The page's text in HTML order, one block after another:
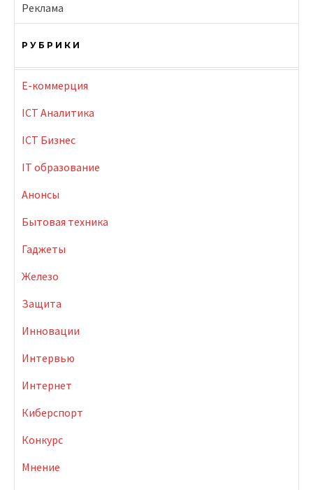
Реклама
РУБРИКИ
E-коммерция
ICT Аналитика
ICT Бизнес
IT образование
Анонсы
Бытовая техника
Гаджеты
Железо
Защита
Инновации
Интервью
Интернет
Киберспорт
Конкурс
Мнение